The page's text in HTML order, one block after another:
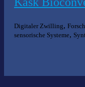
Digitaler Zwilling,
sensorische Systeme,